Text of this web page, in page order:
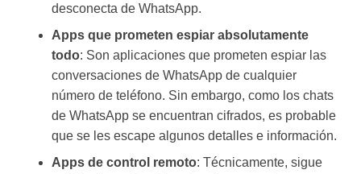
desconecta de WhatsApp.
Apps que prometen espiar absolutamente
todo: Son aplicaciones que prometen espiar las
conversaciones de WhatsApp de cualquier
número de teléfono. Sin embargo, como los chats
de WhatsApp se encuentran cifrados, es probable
que se les escape algunos detalles e información.
Apps de control remoto: Técnicamente, sigue